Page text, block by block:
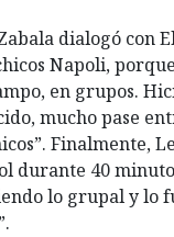
dialogó con
Napoli,
en grupos.
mucho pase
Finalmente,
durante 40
lo grupal y lo